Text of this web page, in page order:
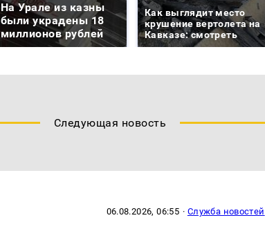
На Урале из казны
были украдены 18
миллионов рублей
Как выглядит место
крушение вертолета на
Кавказе: смотреть
Следующая новость
06.08.2026, 06:55 · Служба новостей